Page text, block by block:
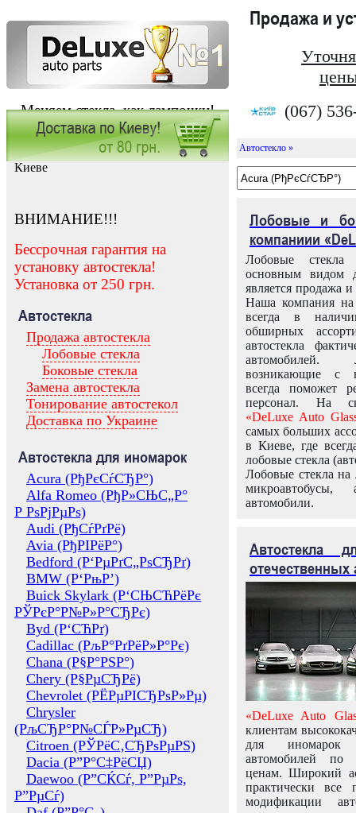
Меняем стекла, как лампочки!
Продажа и
(067)
Заказать установку автостекла в
Киеве
ВНИМАНИЕ!!!
Бессрочная гарантия на
установку автостекла!
Установка от 250 грн.
Автостекла
Продажа автостекла
Лобовые стекла
Боковые стекла
Замена автостекла
Тонирование автостекол
Доставка по Украине
Автостекла для иномарок
Acura (РђРєСѓСЂР°)
Alfa Romeo (РђР»СЊС„Р°
Р РѕРјРµРѕ)
Audi (РђСѓРґРё)
Avia (РђРІРёР°)
Bedford (Р‘РµРґС„РѕСЂРґ)
BMW (Р‘РњР’)
Buick Skylark (Р‘СЊСЋРёРє
РЎРєР°Р№Р»Р°СЂРє)
Byd (Р‘СЋРґ)
Cadillac (РљР°РґРёР»Р°Рє)
Chana (Р§Р°РЅР°)
Chery (Р§РµСЂРё)
Chevrolet (РЁРµРІСЂРѕР»Рµ)
Chrysler
(РљСЂР°Р№СЃР»РµСЂ)
Citroen (РЎРёС‚СЂРѕРµРЅ)
Dacia (Р”Р°С‡РёСЏ)
Daewoo (Р”СЌСѓ, Р”РµРѕ,
Р”РµСѓ)
Автостекло »
Лобовые и
компаниии
Лобовые
основным видом
является продажа и
Наша компания на
всегда в
обширных
автостекла
возникающие с
всегда поможет
персонал. На
«DeLuxe Auto
самых больших
в Киеве, где
лобовые стекла
Лобовые стекла на
микроавтобусы,
автомобили.
Автостекла
отечественных
«DeLuxe Auto
клиентам
для иномарок
автомобилей
ценам. Широкий
практически все
модификации